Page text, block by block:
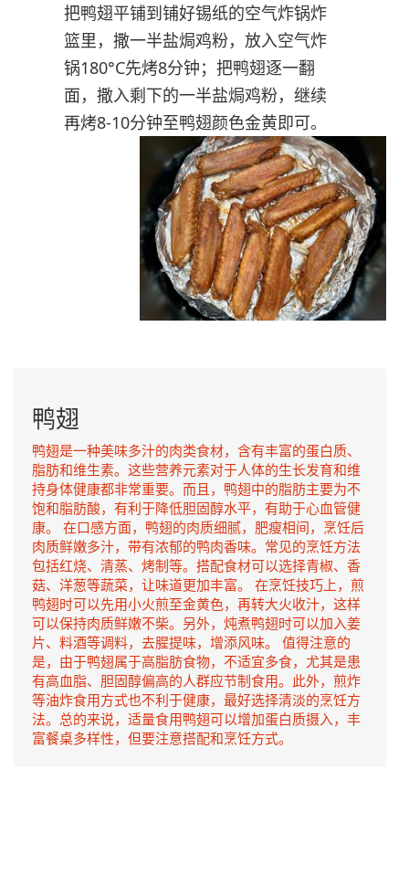
把鸭翅平铺到铺好锡纸的空气炸锅炸
篮里，撒一半盐焗鸡粉，放入空气炸
锅180°C先烤8分钟；把鸭翅逐一翻
面，撒入剩下的一半盐焗鸡粉，继续
再烤8-10分钟至鸭翅颜色金黄即可。
鸭翅
鸭翅是一种美味多汁的肉类食材，含有丰富的蛋白质、
脂肪和维生素。这些营养元素对于人体的生长发育和维
持身体健康都非常重要。而且，鸭翅中的脂肪主要为不
饱和脂肪酸，有利于降低胆固醇水平，有助于心血管健
康。 在口感方面，鸭翅的肉质细腻，肥瘦相间，烹饪后
肉质鲜嫩多汁，带有浓郁的鸭肉香味。常见的烹饪方法
包括红烧、清蒸、烤制等。搭配食材可以选择青椒、香
菇、洋葱等蔬菜，让味道更加丰富。 在烹饪技巧上，煎
鸭翅时可以先用小火煎至金黄色，再转大火收汁，这样
可以保持肉质鲜嫩不柴。另外，炖煮鸭翅时可以加入姜
片、料酒等调料，去腥提味，增添风味。 值得注意的
是，由于鸭翅属于高脂肪食物，不适宜多食，尤其是患
有高血脂、胆固醇偏高的人群应节制食用。此外，煎炸
等油炸食用方式也不利于健康，最好选择清淡的烹饪方
法。总的来说，适量食用鸭翅可以增加蛋白质摄入，丰
富餐桌多样性，但要注意搭配和烹饪方式。